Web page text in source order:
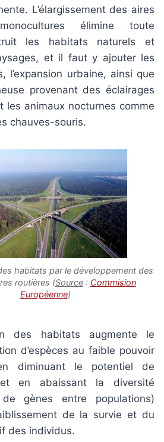
L’élargissement des aires
élimine toute
les habitats naturels et
et il faut y ajouter les
l’expansion urbaine, ainsi que
provenant des éclairages
les animaux nocturnes comme
chauves-souris.
habitats par le développement des
routières (Source: Commision
Européenne)
des habitats augmente le
d’espèces au faible pouvoir
diminuant le potentiel de
et en abaissant la diversité
gènes entre populations)
de la survie et du
des individus.